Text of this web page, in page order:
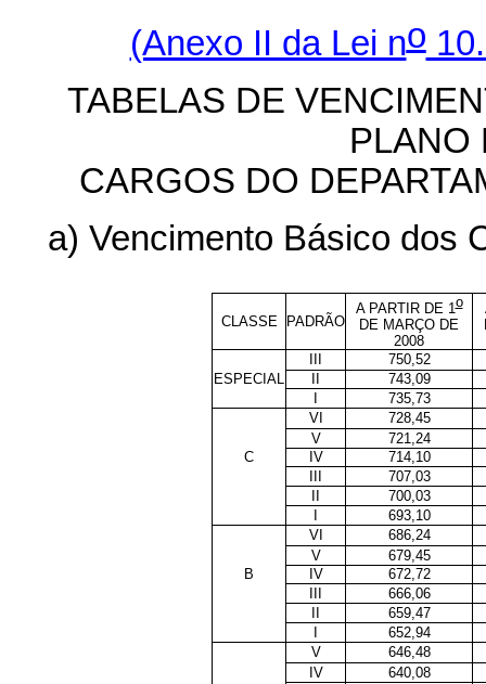
(Anexo II da Lei no
TABELAS DE
PLANO
CARGOS DO
a) Vencimento Básico dos
CLASSE PADRÃO
A PARTIR DE 1o
DE MARÇO DE
2008
III
750,52
ESPECIAL
II
743,09
I
735,73
VI
728,45
V
721,24
C
IV
714,10
III
707,03
II
700,03
I
693,10
VI
686,24
V
679,45
B
IV
672,72
III
666,06
II
659,47
I
652,94
V
646,48
IV
640,08